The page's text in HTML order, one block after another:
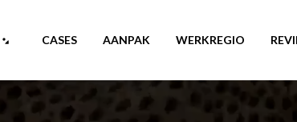
CASES AANPAK WERKREGIO